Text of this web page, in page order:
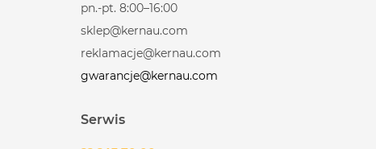
pn.-pt. 8:00–16:00
sklep@kernau.com
reklamacje@kernau.com
gwarancje@kernau.com
Serwis